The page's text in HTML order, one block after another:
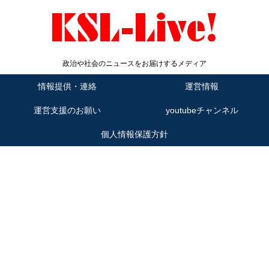
政治や社会のニュースをお届けするメディア
情報提供・連絡 運営情報
運営支援のお願い youtubeチャンネル
個人情報保護方針